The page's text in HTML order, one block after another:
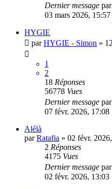
Dernier message par
03 mars 2026, 15:57
HYGIE
parHYGIE - Simon »
1
2
18 Réponses
56778 Vues
Dernier message par
07 févr. 2026, 17:08
Alélà
parRatafia » 02 févr.
2 Réponses
4175 Vues
Dernier message par
02 févr. 2026, 13:03